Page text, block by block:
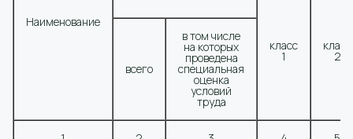
Наименование
класс
1
класс
2
всего
в том числе
на которых
проведена
специальная
оценка
условий
труда